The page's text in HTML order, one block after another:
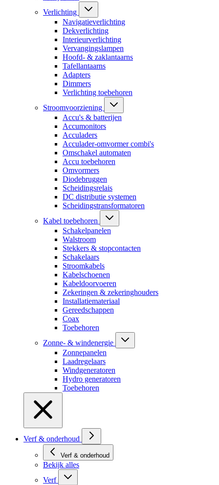
Verlichting
Navigatieverlichting
Dekverlichting
Interieurverlichting
Vervangingslampen
Hoofd- & zaklantaarns
Tafellantaarns
Adapters
Dimmers
Verlichting toebehoren
Stroomvoorziening
Accu's & batterijen
Accumonitors
Acculaders
Acculader-omvormer combi's
Omschakel automaten
Accu toebehoren
Omvormers
Diodebruggen
Scheidingsrelais
DC distributie systemen
Scheidingstransformatoren
Kabel toebehoren
Schakelpanelen
Walstroom
Stekkers & stopcontacten
Schakelaars
Stroomkabels
Kabelschoenen
Kabeldoorvoeren
Zekeringen & zekeringhouders
Installatiemateriaal
Gereedschappen
Coax
Toebehoren
Zonne- & windenergie
Zonnepanelen
Laadregelaars
Windgeneratoren
Hydro generatoren
Toebehoren
Verf & onderhoud
Verf & onderhoud
Bekijk alles
Verf